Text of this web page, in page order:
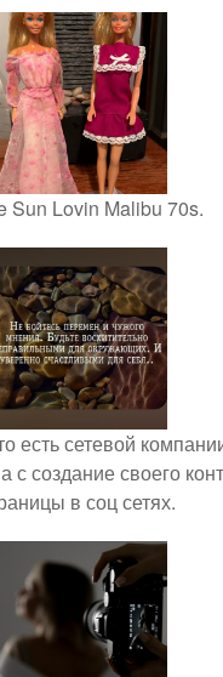
Sun Lovin Malibu 70s.
есть сетевой
с создание своего
в соц сетях.